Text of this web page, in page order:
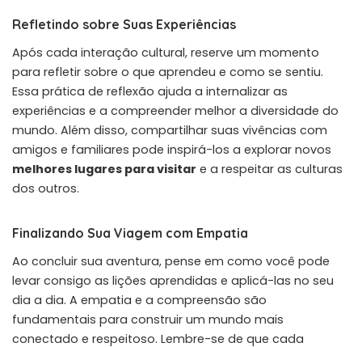
Refletindo sobre Suas Experiências
Após cada interação cultural, reserve um momento
para refletir sobre o que aprendeu e como se sentiu.
Essa prática de reflexão ajuda a internalizar as
experiências e a compreender melhor a diversidade do
mundo. Além disso, compartilhar suas vivências com
amigos e familiares pode inspirá-los a explorar novos
melhores lugares para visitar e a respeitar as culturas
dos outros.
Finalizando Sua Viagem com Empatia
Ao concluir sua aventura, pense em como você pode
levar consigo as lições aprendidas e aplicá-las no seu
dia a dia. A empatia e a compreensão são
fundamentais para construir um mundo mais
conectado e respeitoso. Lembre-se de que cada